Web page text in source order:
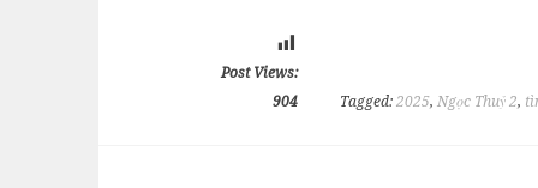
Post Views:
904
Tagged: 2025, Ngọc Thuỷ 2,